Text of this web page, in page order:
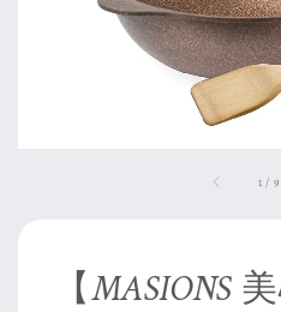
1 / 9
【MASIONS